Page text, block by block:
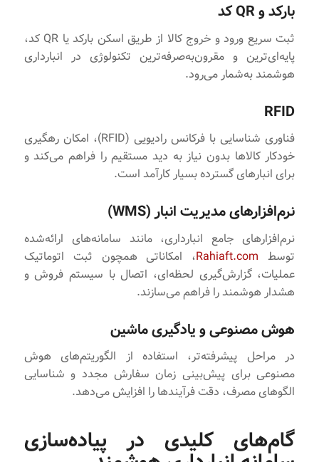
بارکد و QR کد
ثبت سریع ورود و خروج کالا از طریق اسکن بارکد یا QR کد،
پایه‌ای‌ترین و مقرون‌به‌صرفه‌ترین تکنولوژی در انبارداری
هوشمند به‌شمار می‌رود.
RFID
فناوری شناسایی با فرکانس رادیویی (RFID)، امکان رهگیری
خودکار کالاها بدون نیاز به دید مستقیم را فراهم می‌کند و
برای انبارهای گسترده بسیار کارآمد است.
نرم‌افزارهای مدیریت انبار (WMS)
نرم‌افزارهای جامع انبارداری، مانند سامانه‌های ارائه‌شده
توسط Rahiaft.com، امکاناتی همچون ثبت اتوماتیک
عملیات، گزارش‌گیری لحظه‌ای، اتصال با سیستم فروش و
هشدار هوشمند را فراهم می‌سازند.
هوش مصنوعی و یادگیری ماشین
در مراحل پیشرفته‌تر، استفاده از الگوریتم‌های هوش
مصنوعی برای پیش‌بینی زمان سفارش مجدد و شناسایی
الگوهای مصرف، دقت فرآیندها را افزایش می‌دهد.
گام‌های کلیدی در پیاده‌سازی